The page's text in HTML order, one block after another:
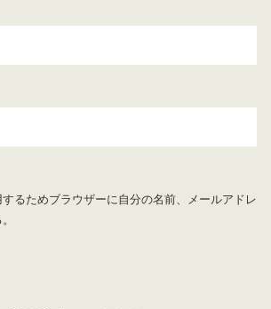
るためブラウザーに自分の名前、メールアドレ